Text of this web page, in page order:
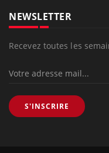
NEWSLETTER
Recevez toutes les
S'INSCRIRE